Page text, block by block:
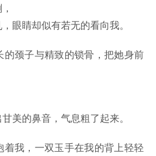
眼睛却似有若无的看向我。
颈子与精致的锁骨，把她身前
的鼻音，气息粗了起来。
我，一双玉手在我的背上轻轻